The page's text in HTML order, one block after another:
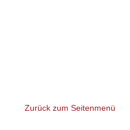
Zurück zum Seitenmenü